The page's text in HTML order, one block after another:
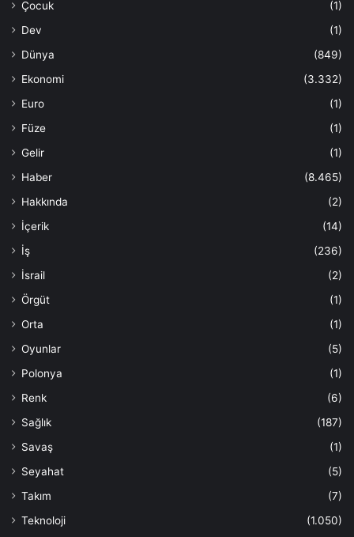
Çocuk
(1)
Dev
(1)
Dünya
(849)
Ekonomi
(3.332)
Euro
(1)
Füze
(1)
Gelir
(1)
Haber
(8.465)
Hakkında
(2)
İçerik
(14)
İş
(236)
İsrail
(2)
Örgüt
(1)
Orta
(1)
Oyunlar
(5)
Polonya
(1)
Renk
(6)
Sağlık
(187)
Savaş
(1)
Seyahat
(5)
Takım
(7)
Teknoloji
(1.050)